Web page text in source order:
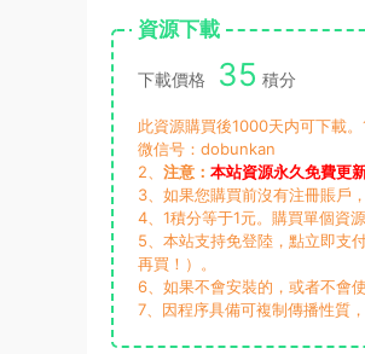
資源下載
下載價格 35 積分
此資源購買後1000天内可下載
微信号：dobunkan
2、 注意： 本站資源永久免費更
3、如果您購買前沒有注冊賬戶，
4、1積分等于1元。購買單個資
5、本站支持免登陸，點立即支
再買！）。
6、如果不會安裝的，或者不會
7、因程序具備可複制傳播性質